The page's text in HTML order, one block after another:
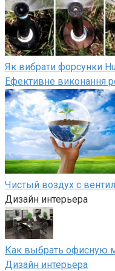
Як вибрати форсунки
Ефективне виконання
Чистый воздух с
Дизайн интерьера
Как выбрать офисную
Дизайн интерьера